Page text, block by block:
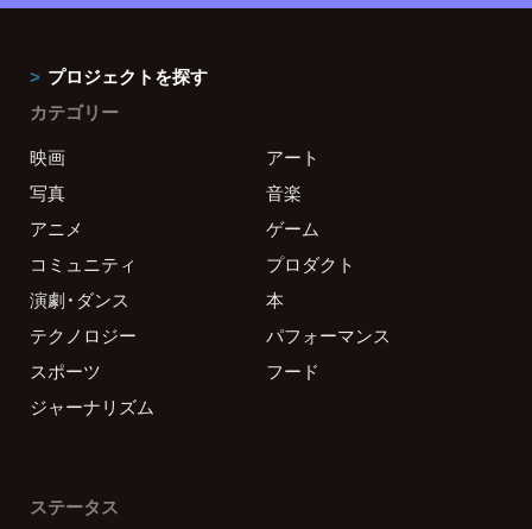
プロジェクトを探す
カテゴリー
映画
アート
写真
音楽
アニメ
ゲーム
コミュニティ
プロダクト
演劇・ダンス
本
テクノロジー
パフォーマンス
スポーツ
フード
ジャーナリズム
ステータス